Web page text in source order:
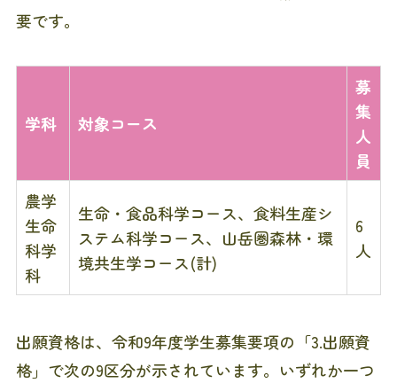
要です。
学科 対象コース
募
集
人
員
農学
生命
科学
科
生命・食品科学コース、食料生産シ
ステム科学コース、山岳圏森林・環
境共生学コース(計)
6
人
出願資格は、令和9年度学生募集要項の「3.出願資
格」で次の9区分が示されています。いずれか一つ